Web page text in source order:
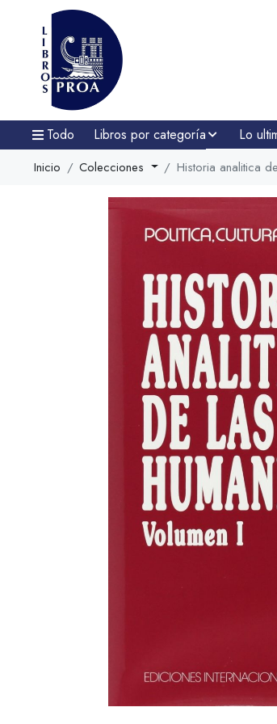
Todo Libros por categoría Lo
Inicio Colecciones Historia analitica